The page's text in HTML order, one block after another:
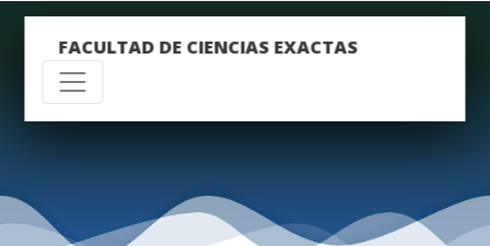
FACULTAD DE CIENCIAS EXACTAS